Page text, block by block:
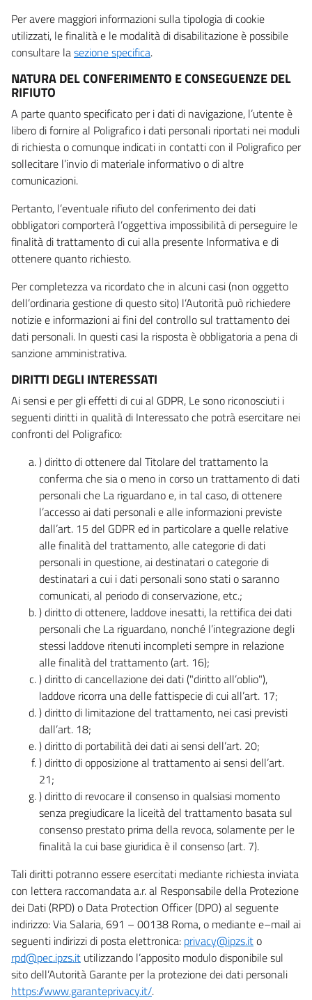
Per avere maggiori informazioni sulla tipologia di cookie
utilizzati, le finalità e le modalità di disabilitazione è possibile
consultare lasezione specifica.
NATURA DEL CONFERIMENTO E CONSEGUENZE DEL
RIFIUTO
A parte quanto specificato per i dati di navigazione, l’utente è
libero di fornire al Poligrafico i dati personali riportati nei moduli
di richiesta o comunque indicati in contatti con il Poligrafico per
sollecitare l’invio di materiale informativo o di altre
comunicazioni.
Pertanto, l’eventuale rifiuto del conferimento dei dati
obbligatori comporterà l’oggettiva impossibilità di perseguire le
finalità di trattamento di cui alla presente Informativa e di
ottenere quanto richiesto.
Per completezza va ricordato che in alcuni casi (non oggetto
dell’ordinaria gestione di questo sito) l’Autorità può richiedere
notizie e informazioni ai fini del controllo sul trattamento dei
dati personali. In questi casi la risposta è obbligatoria a pena di
sanzione amministrativa.
DIRITTI DEGLI INTERESSATI
Ai sensi e per gli effetti di cui al GDPR, Le sono riconosciuti i
seguenti diritti in qualità di Interessato che potrà esercitare nei
confronti del Poligrafico:
) diritto di ottenere dal Titolare del trattamento la
conferma che sia o meno in corso un trattamento di dati
personali che La riguardano e, in tal caso, di ottenere
l’accesso ai dati personali e alle informazioni previste
dall’art. 15 del GDPR ed in particolare a quelle relative
alle finalità del trattamento, alle categorie di dati
personali in questione, ai destinatari o categorie di
destinatari a cui i dati personali sono stati o saranno
comunicati, al periodo di conservazione, etc.;
) diritto di ottenere, laddove inesatti, la rettifica dei dati
personali che La riguardano, nonché l’integrazione degli
stessi laddove ritenuti incompleti sempre in relazione
alle finalità del trattamento (art. 16);
) diritto di cancellazione dei dati ("diritto all’oblio"),
laddove ricorra una delle fattispecie di cui all’art. 17;
) diritto di limitazione del trattamento, nei casi previsti
dall’art. 18;
) diritto di portabilità dei dati ai sensi dell’art. 20;
) diritto di opposizione al trattamento ai sensi dell’art.
21;
) diritto di revocare il consenso in qualsiasi momento
senza pregiudicare la liceità del trattamento basata sul
consenso prestato prima della revoca, solamente per le
finalità la cui base giuridica è il consenso (art. 7).
Tali diritti potranno essere esercitati mediante richiesta inviata
con lettera raccomandata a.r. al Responsabile della Protezione
dei Dati (RPD) o Data Protection Officer (DPO) al seguente
indirizzo: Via Salaria, 691 – 00138 Roma, o mediante e–mail ai
seguenti indirizzi di posta elettronica: privacy@ipzs.ito
rpd@pec.ipzs.it utilizzando l’apposito modulo disponibile sul
sito dell’Autorità Garante per la protezione dei dati personali
https://www.garanteprivacy.it/.